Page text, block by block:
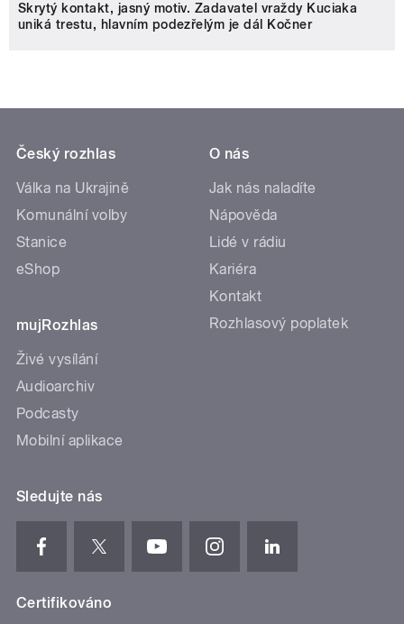
Skrytý kontakt, jasný motiv. Zadavatel vraždy Kuciaka
uniká trestu, hlavním podezřelým je dál Kočner
Český rozhlas
Válka na Ukrajině
Komunální volby
Stanice
eShop
mujRozhlas
Živé vysílání
Audioarchiv
Podcasty
Mobilní aplikace
O nás
Jak nás naladíte
Nápověda
Lidé v rádiu
Kariéra
Kontakt
Rozhlasový poplatek
Sledujte nás
Certifikováno